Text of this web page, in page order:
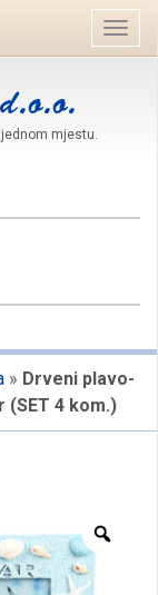
mjestu.
» Drveni plavo-
(SET 4 kom.)